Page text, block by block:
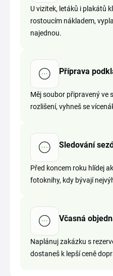
U vizitek, letáků i plakátů
rostoucím nákladem,
najednou.
Příprava
Měj soubor připravený ve
rozlišení, vyhneš se
Sledování
Před koncem roku hlídej
fotoknihy, kdy bývají
Včasná
Naplánuj zakázku s
dostaneš k lepší ceně